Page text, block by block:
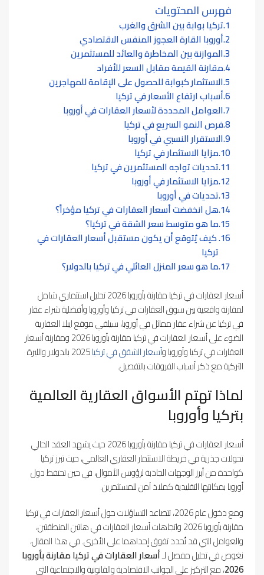
فهرس المحتويات
تركيا بوابة بين الشرق والغرب
أوروبا القارة العجوز المنفس الاقتصادي
الموازنة بين المخاطرة والعائد للمستثمرين
مقارنة القيمة مقابل السعر للأفراد
الاستثمار كبوابة للحصول على الإقامة للمهاجرين
أسباب ارتفاع الأسعار في تركيا
العوامل المحددة لأسعار العقارات في أوروبا
فرص النمو السريع في تركيا
الاستقرار النسبي في أوروبا
مزايا الاستثمار في تركيا
تحديات تواجه المستثمرين في تركيا
مزايا الاستثمار في أوروبا
تحديات في أوروبا
هل انخفضت أسعار العقارات في تركيا مؤخراً؟
ما هو متوسط سعر الشقة في تركيا؟
كيف يُتوقع أن يكون مستقبل أسعار العقارات في
تركيا
ما هو سعر المنزل العائلي في تركيا بالدولار؟
أسعار العقارات في تركيا مقارنة بأوروبا 2026 تحليل استثماري شامل
لمقارنة واقعية بين سوق العقارات في تركيا وأوروبا وأفضلية شراء عقار
في تركيا عن شراء عقار مماثل في أوروبا، سيلقي موقع ايبلا العقارية
الضوء على أسعار العقارات في تركيا مقارنة بأوروبا 2026 ومقارنة أسعار
العقارات في تركيا وأوروبا وأسعار الشقق في تركيا
2025 بالدولار والليرة
التركية مع ذكر أسباب الفروقات بالتفصيل.
لماذا تهتم الأسواق العقارية العالمية
بتركيا وأوروبا
أسعار العقارات في تركيا مقارنة بأوروبا 2026 حيث يشهد العقد الحالي
تحولات جذرية في خريطة الاستثمار العقاري العالمي، حيث تبرز تركيا
كواحدة من أبرز الوجهات الجاذبة لرؤوس الأموال، في حين تحتفظ دول
أوروبا بمكانتها التقليدية كملاذ آمن للمستثمرين.
ومع دخول عام 2026، تتصاعد التساؤلات حول أسعار العقارات في تركيا
مقارنة بأوروبا 2026 واتجاهات أسعار العقارات في هاتين المنطقتين،
والعوامل التي قد تُحدد تفوق إحداهما على الأخرى. في هذا المقال،
نغوص في تحليل مفصل لـأسعار العقارات في تركيا مقارنة بأوروبا
2026، مع التركيز على الجوانب الاقتصادية والقانونية والاجتماعية التي